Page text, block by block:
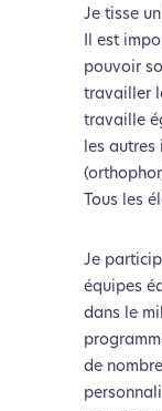
Je tisse
Il est
pouvoir
travailler
travaille
les autres
Tous les
Je
équipes
dans le
de